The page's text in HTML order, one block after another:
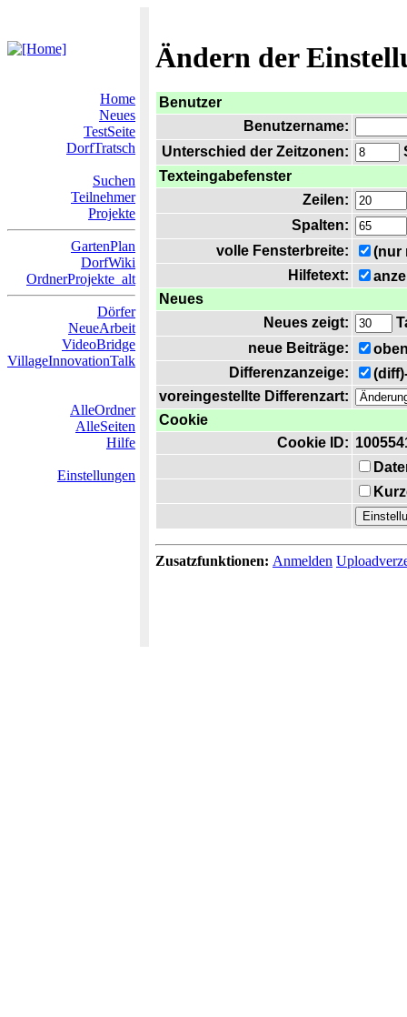
Ändern der
Home
Neues
TestSeite
DorfTratsch
Suchen
Teilnehmer
Projekte
GartenPlan
DorfWiki
OrdnerProjekte_alt
Dörfer
NeueArbeit
VideoBridge
VillageInnovationTalk
AlleOrdner
AlleSeiten
Hilfe
Einstellungen
Benutzer
Benutzername:
Unterschied der Zeitzonen:
Texteingabefenster
Zeilen:
Spalten:
volle Fensterbreite:
(nur
Hilfetext:
Neues
Neues zeigt:
neue Beiträge:
Differenzanzeige:
voreingestellte Differenzart:
Cookie
Cookie ID:
Zusatzfunktionen: Anmelden